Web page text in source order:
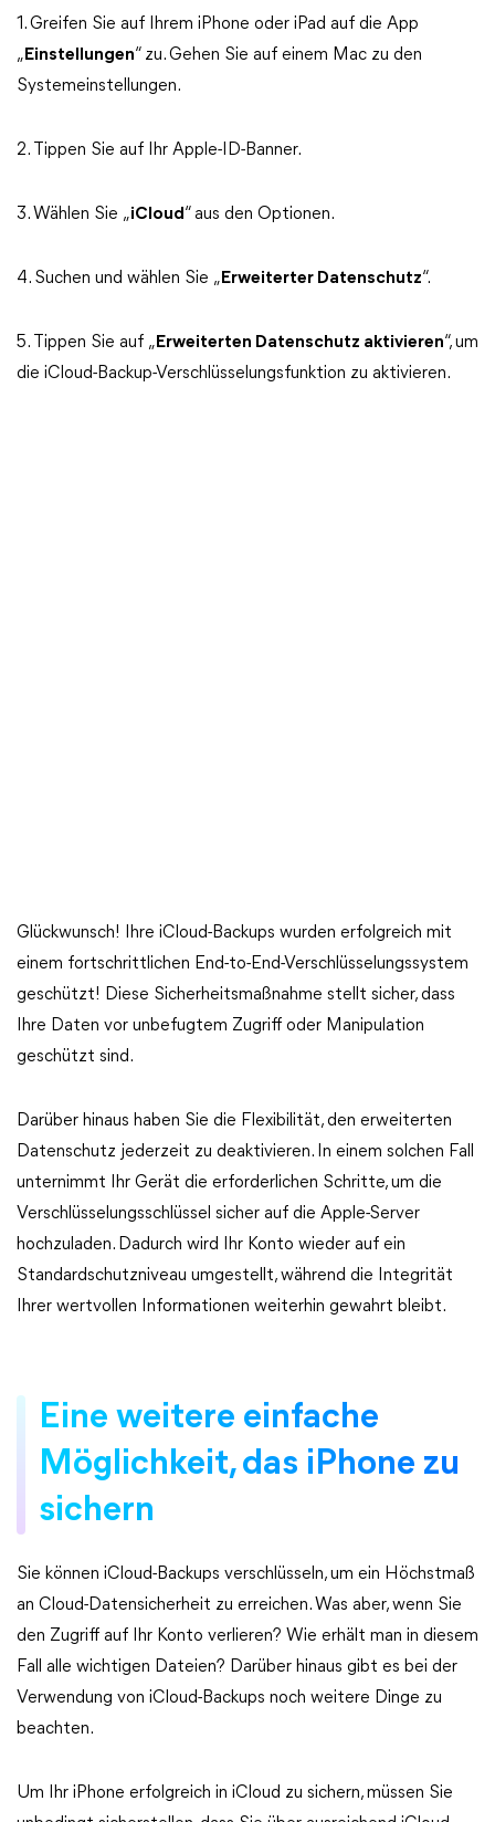
1. Greifen Sie auf Ihrem iPhone oder iPad auf die App
„ Einstellungen“ zu. Gehen Sie auf einem Mac zu den
Systemeinstellungen.
2. Tippen Sie auf Ihr Apple-ID-Banner.
3. Wählen Sie „iCloud“ aus den Optionen.
4. Suchen und wählen Sie „ Erweiterter Datenschutz“.
5. Tippen Sie auf „ Erweiterten Datenschutz aktivieren“, um
die iCloud-Backup-Verschlüsselungsfunktion zu aktivieren.
Glückwunsch! Ihre iCloud-Backups wurden erfolgreich mit
einem fortschrittlichen End-to-End-Verschlüsselungssystem
geschützt! Diese Sicherheitsmaßnahme stellt sicher, dass
Ihre Daten vor unbefugtem Zugriff oder Manipulation
geschützt sind.
Darüber hinaus haben Sie die Flexibilität, den erweiterten
Datenschutz jederzeit zu deaktivieren. In einem solchen Fall
unternimmt Ihr Gerät die erforderlichen Schritte, um die
Verschlüsselungsschlüssel sicher auf die Apple-Server
hochzuladen. Dadurch wird Ihr Konto wieder auf ein
Standardschutzniveau umgestellt, während die Integrität
Ihrer wertvollen Informationen weiterhin gewahrt bleibt.
Eine weitere einfache
Möglichkeit, das iPhone zu
sichern
Sie können iCloud-Backups verschlüsseln, um ein Höchstmaß
an Cloud-Datensicherheit zu erreichen. Was aber, wenn Sie
den Zugriff auf Ihr Konto verlieren? Wie erhält man in diesem
Fall alle wichtigen Dateien? Darüber hinaus gibt es bei der
Verwendung von iCloud-Backups noch weitere Dinge zu
beachten.
Um Ihr iPhone erfolgreich in iCloud zu sichern, müssen Sie